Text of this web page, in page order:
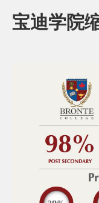
宝迪学院